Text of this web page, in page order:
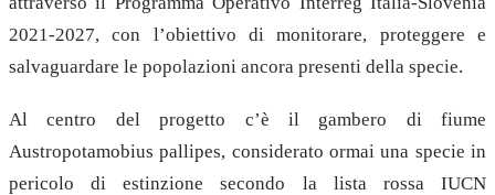
2021-2027, con l’obiettivo di monitorare, proteggere e
salvaguardare le popolazioni ancora presenti della specie.
Al centro del progetto c’è il gambero di fiume
Austropotamobius pallipes, considerato ormai una specie in
pericolo di estinzione secondo la lista rossa IUCN